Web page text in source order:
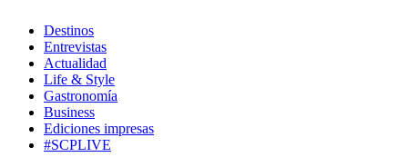
Destinos
Entrevistas
Actualidad
Life & Style
Gastronomía
Business
Ediciones impresas
#SCPLIVE